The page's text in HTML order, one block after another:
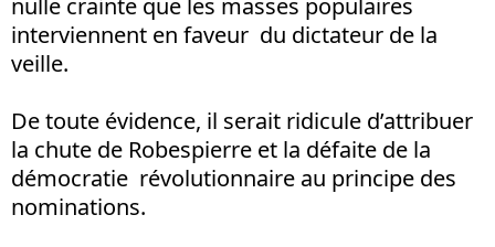
interviennent en faveur du dictateur de la
veille.
De toute évidence, il serait ridicule d’attribuer
la chute de Robespierre et la défaite de la
démocratie révolutionnaire au principe des
nominations.